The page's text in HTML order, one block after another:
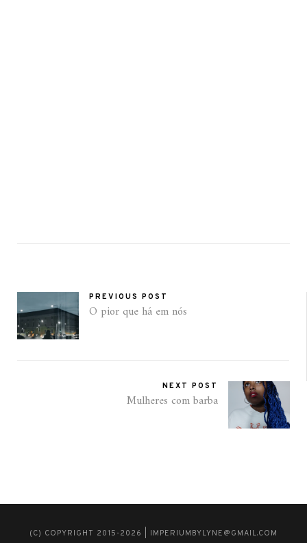
PREVIOUS POST
O pior que há em nós
NEXT POST
Mulheres com barba
(C) COPYRIGHT 2015-2026 | IMPERIUMBYLYNE@GMAIL.COM